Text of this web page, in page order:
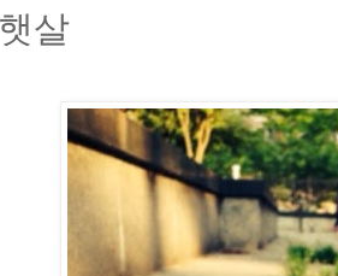
살